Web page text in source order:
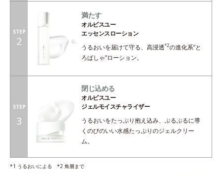
STEP
2
満たす
オルビスユー
エッセンスローション
うるおいを届けて守る、高浸透*2の進化系“と
ろぱしゃ”ローション。
STEP
3
閉じ込める
オルビスユー
ジェルモイスチャライザー
うるおいをたっぷり抱え込み、ぷるぷるに導
くのびのいい水感たっぷりのジェルクリー
ム。
*1 うるおいによる *2 角層まで